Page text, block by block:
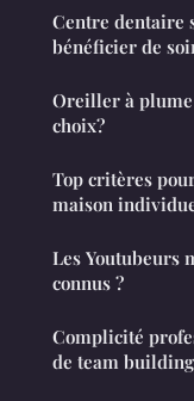
Centre dentaire
bénéficier de
Oreiller à
choix?
Top critères
maison
Les Youtubeurs
connus ?
Complicité
de team